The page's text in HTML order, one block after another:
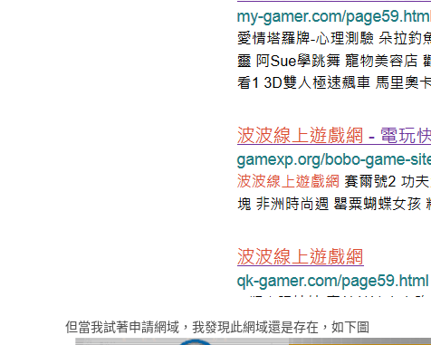
但當我試著申請網域，我發現此網域還是存在，如下圖